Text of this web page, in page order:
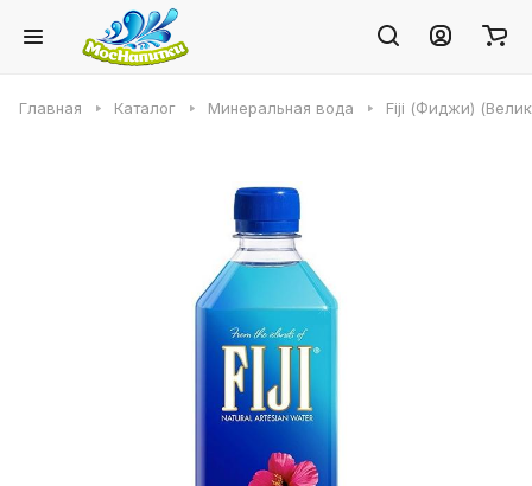
Главная Каталог Минеральная вода Fiji (Фиджи)